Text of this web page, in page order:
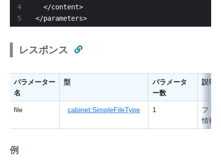
4
5
</parameters>
レスポンス
パラメーター
名
型
パラメータ
ー数
説明
file cabinet:SimpleFileType 1
ファ
情報
例